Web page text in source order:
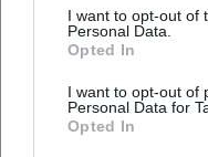
I want to opt-out of
Personal Data.
Opted In
I want to opt-out of
Personal Data for
Opted In
liegt. Die KEB
heutige Kirche
Münchner
Gunetzrhainer